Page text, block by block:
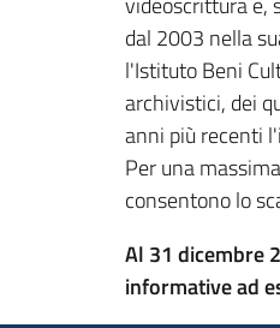
dal 2003 nella
l'Istituto Beni
archivistici, dei
anni più recenti
Per una
consentono lo
Al 31 dicembre
informative ad